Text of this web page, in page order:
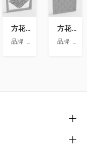
藏
方花-020
品牌:
精品材质
方花-055
品牌:
精品